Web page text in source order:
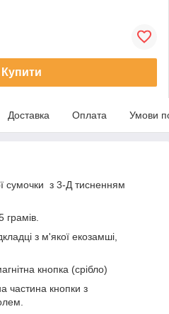
Купити
Доставка Оплата Умови
сумочки з 3-Д тисненням
грамів.
з м'якої екозамші,
кнопка (срібло)
частина кнопки з